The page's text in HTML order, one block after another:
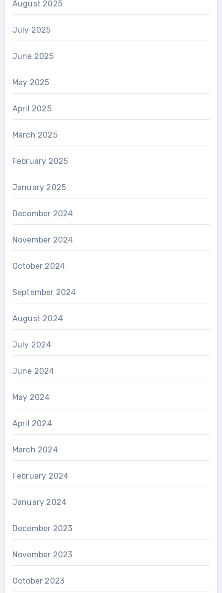
August 2025
July 2025
June 2025
May 2025
April 2025
March 2025
February 2025
January 2025
December 2024
November 2024
October 2024
September 2024
August 2024
July 2024
June 2024
May 2024
April 2024
March 2024
February 2024
January 2024
December 2023
November 2023
October 2023